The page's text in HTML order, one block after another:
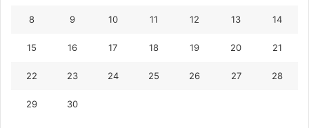
8 9 10 11 12 13 14
15 16 17 18 19 20 21
22 23 24 25 26 27 28
29 30